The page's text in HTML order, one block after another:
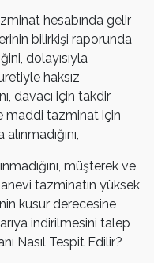
hesabında gelir
bilirkişi raporunda
dolayısıyla
haksız
davacı için takdir
maddi tazminat için
müşterek ve
tazminatın yüksek
kusur derecesine
indirilmesini talep
Nasıl Tespit Edilir?